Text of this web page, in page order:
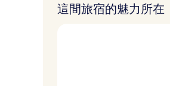
這間旅宿的魅力所在